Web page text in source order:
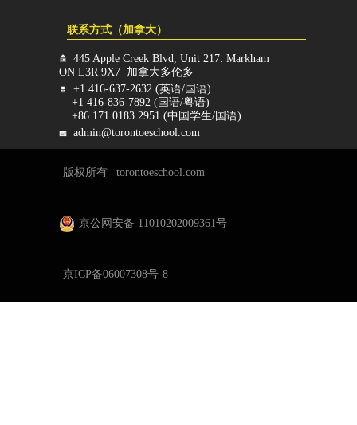
联系方式（加拿大）
445 Apple Creek Blvd, Unit 217. Markham
ON L3R 9X7 加拿大多伦多
+1 416-637-2632 (英语/国语)
+1 416-836-7892 (国语/粤语)
+86 171 0183 2951 (中国学生/国语)
admin@torontoeschool.com
版权所有 | torontoeschool.com
京公网安备 11010202009361号
京ICP备06007308号-8